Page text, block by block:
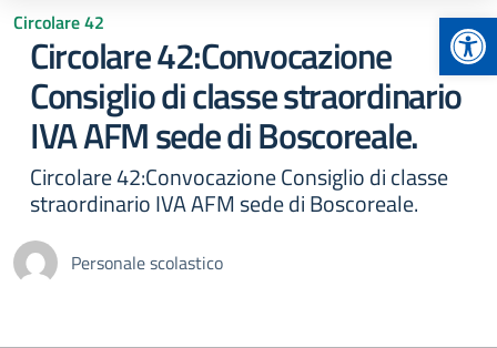
Circolare 42
Circolare 42:Convocazione
Consiglio di classe straordinario
IVA AFM sede di Boscoreale.
Circolare 42:Convocazione Consiglio di classe
straordinario IVA AFM sede di Boscoreale.
Personale scolastico